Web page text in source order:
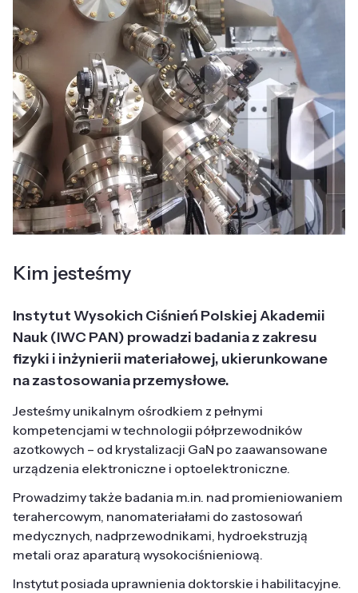
Kim jesteśmy
Instytut Wysokich Ciśnień Polskiej Akademii
Nauk (IWC PAN) prowadzi badania z zakresu
fizyki i inżynierii materiałowej, ukierunkowane
na zastosowania przemysłowe.
Jesteśmy unikalnym ośrodkiem z pełnymi
kompetencjami w technologii półprzewodników
azotkowych – od krystalizacji GaN po zaawansowane
urządzenia elektroniczne i optoelektroniczne.
Prowadzimy także badania m.in. nad promieniowaniem
terahercowym, nanomateriałami do zastosowań
medycznych, nadprzewodnikami, hydroekstruzją
metali oraz aparaturą wysokociśnieniową.
Instytut posiada uprawnienia doktorskie i habilitacyjne.